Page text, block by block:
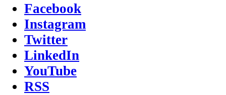
Facebook
Instagram
Twitter
LinkedIn
YouTube
RSS